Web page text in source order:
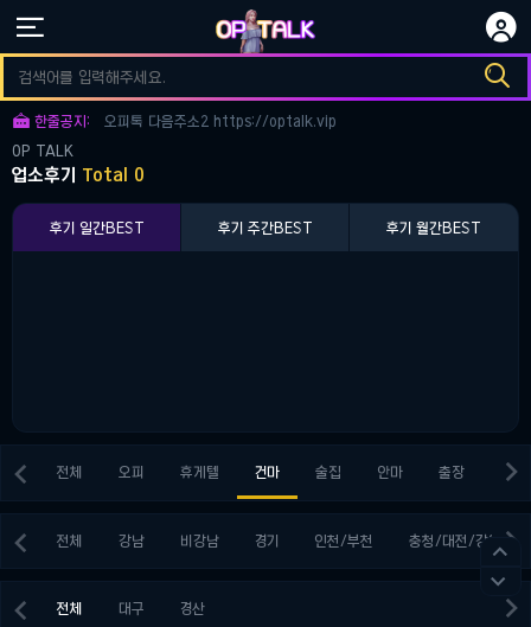
 

 한줄공지:
오피토크 다음주소3 https://optalk.vip
오피토크 다음주소1 https://optalk.vip
오피톡 다음주소2 https://optalk.vip
OP TALK
업소후기 Total 0
후기 일간BEST 후기 주간BEST 후기 월간BEST
 전체 오피 휴게텔 건마 술집 안마 출장 키스

 전체 강남 비강남 경기 인천/부천 충청/대전/강원 
 전체 대구 경산 

